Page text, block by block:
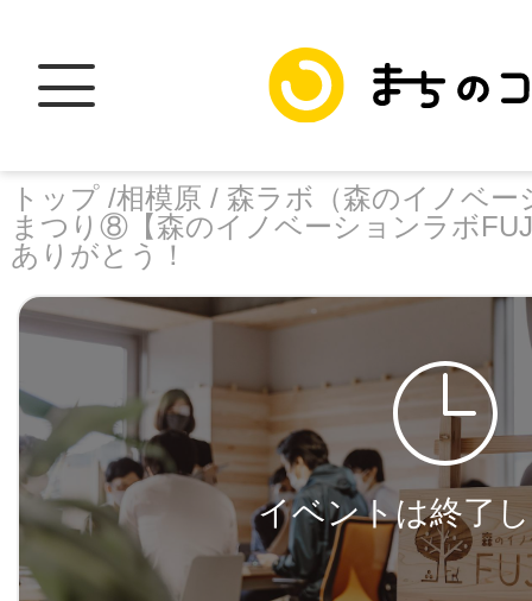
トップ /相模原 / 森ラボ（森のイノベ
まつり⑧【森のイノベーションラボ
ありがとう！
イベントは終了
facebook
X
LINE
トップ
加盟スポットに